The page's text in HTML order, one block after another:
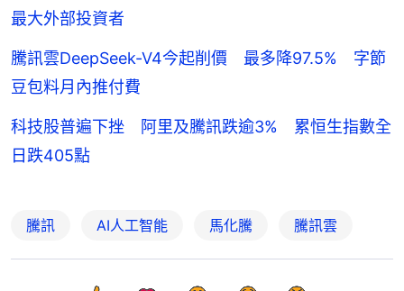
最大外部投資者
騰訊雲DeepSeek-V4今起削價 最多降97.5% 字節
豆包料月內推付費
科技股普遍下挫 阿里及騰訊跌逾3% 累恒生指數全
日跌405點
騰訊 AI人工智能 馬化騰 騰訊雲